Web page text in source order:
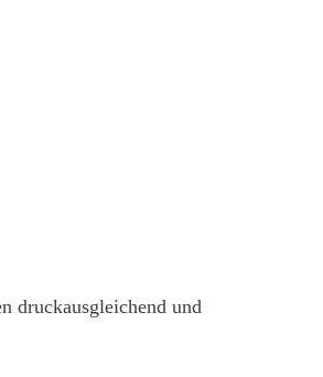
druckausgleichend und